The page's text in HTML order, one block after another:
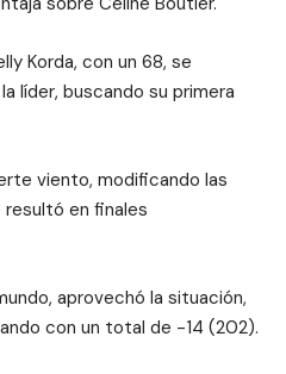
Korda, con un 68, se
líder, buscando su primera
viento, modificando las
resultó en finales
aprovechó la situación,
con un total de -14 (202).